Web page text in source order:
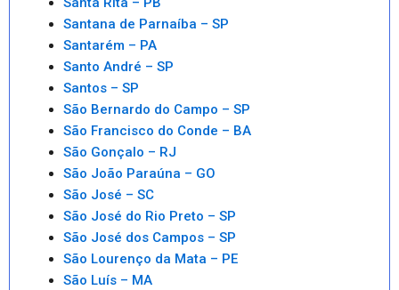
Santana de Parnaíba – SP
Santarém – PA
Santo André – SP
Santos – SP
São Bernardo do Campo – SP
São Francisco do Conde – BA
São Gonçalo – RJ
São João Paraúna – GO
São José – SC
São José do Rio Preto – SP
São José dos Campos – SP
São Lourenço da Mata – PE
São Luís – MA